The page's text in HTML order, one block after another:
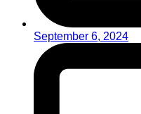
September 6, 2024